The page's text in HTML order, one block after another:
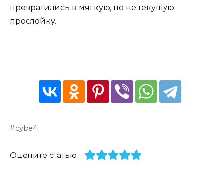
превратились в мягкую, но не текущую
прослойку.
cybe4
Оцените статью